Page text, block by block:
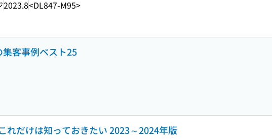
2023.8<DL847-M95>
客事例ベスト25
れだけは知っておきたい 2023～2024年版